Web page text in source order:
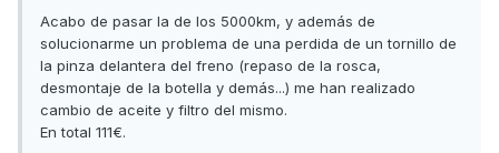
Acabo de pasar la de los 5000km, y además de
solucionarme un problema de una perdida de un tornillo de
la pinza delantera del freno (repaso de la rosca,
desmontaje de la botella y demás...) me han realizado
cambio de aceite y filtro del mismo.
En total 111€.